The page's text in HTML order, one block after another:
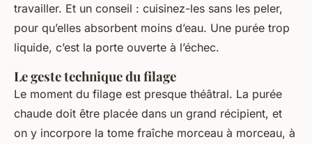
travailler. Et un conseil : cuisinez-les sans les peler,
pour qu’elles absorbent moins d’eau. Une purée trop
liquide, c’est la porte ouverte à l’échec.
Le geste technique du filage
Le moment du filage est presque théâtral. La purée
chaude doit être placée dans un grand récipient, et
on y incorpore la tome fraîche morceau à morceau, à